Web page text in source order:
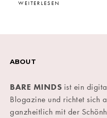
WEITERLESEN
ABOUT
BARE MINDS ist ein
Blogazine und richtet sich
ganzheitlich mit der